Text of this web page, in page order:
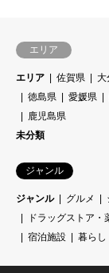
エリア
エリア 佐賀県 大
徳島県
愛媛県
鹿児島県
未分類
ジャンル
ジャンル グルメ
ドラッグストア・
宿泊施設
暮らし